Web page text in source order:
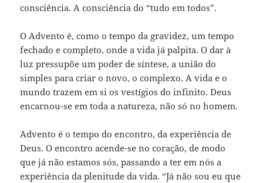
consciência. A consciência do “tudo em todos”.
O Advento é, como o tempo da gravidez, um tempo
fechado e completo, onde a vida já palpita. O dar à
luz pressupõe um poder de síntese, a união do
simples para criar o novo, o complexo. A vida e o
mundo trazem em si os vestígios do infinito. Deus
encarnou-se em toda a natureza, não só no homem.
Advento é o tempo do encontro, da experiência de
Deus. O encontro acende-se no coração, de modo
que já não estamos sós, passando a ter em nós a
experiência da plenitude da vida. “Já não sou eu que